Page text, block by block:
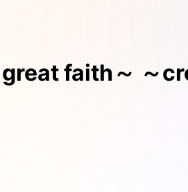
great faith～ ～